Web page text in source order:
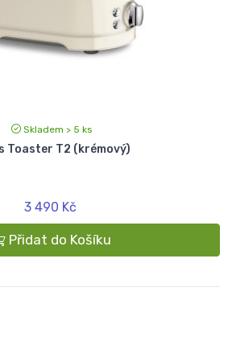
Skladem > 5 ks
Toaster T2 (krémový)
3 490 Kč
Přidat do Košíku